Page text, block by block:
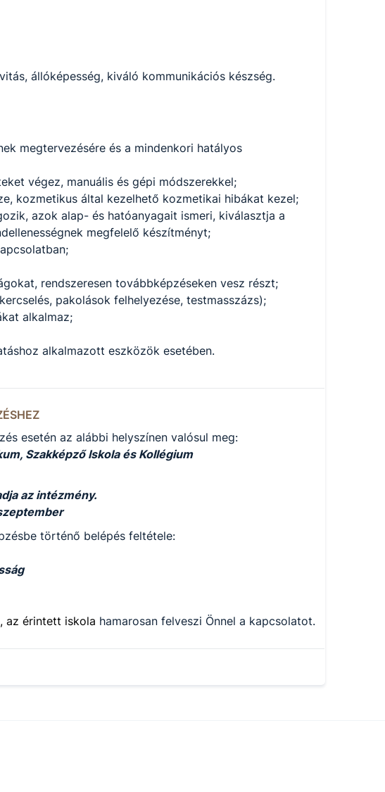
állóképesség, kiváló kommunikációs készség.
megtervezésére és a mindenkori hatályos
végez, manuális és gépi módszerekkel;
kozmetikus által kezelhető kozmetikai hibákat kezel;
azok alap- és hatóanyagait ismeri, kiválasztja a
megfelelő készítményt;
rendszeresen továbbképzéseken vesz részt;
pakolások felhelyezése, testmasszázs);
alkalmaz;
alkalmazott eszközök esetében.
esetén az alábbi helyszínen valósul meg:
Szakképző Iskola és Kollégium
az intézmény.
történő belépés feltétele:
, az érintett iskola hamarosan felveszi Önnel a kapcsolatot.